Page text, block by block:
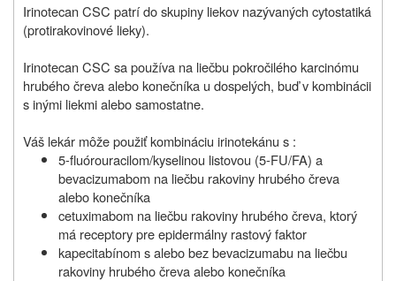
Irinotecan CSC patrí do skupiny liekov nazývaných cytostatiká
(protirakovinové lieky).
Irinotecan CSC sa používa na liečbu pokročilého karcinómu
hrubého čreva alebo konečníka u dospelých, buď v kombinácii
s inými liekmi alebo samostatne.
Váš lekár môže použiť kombináciu irinotekánu s :
5-fluórouracilom/kyselinou listovou (5-FU/FA) a
bevacizumabom na liečbu rakoviny hrubého čreva
alebo konečníka
cetuximabom na liečbu rakoviny hrubého čreva, ktorý
má receptory pre epidermálny rastový faktor
kapecitabínom s alebo bez bevacizumabu na liečbu
rakoviny hrubého čreva alebo konečníka